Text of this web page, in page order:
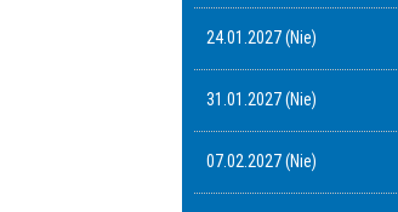
24.01.2027 (Nie)
31.01.2027 (Nie)
07.02.2027 (Nie)